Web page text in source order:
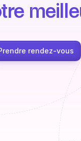
rendez-vous